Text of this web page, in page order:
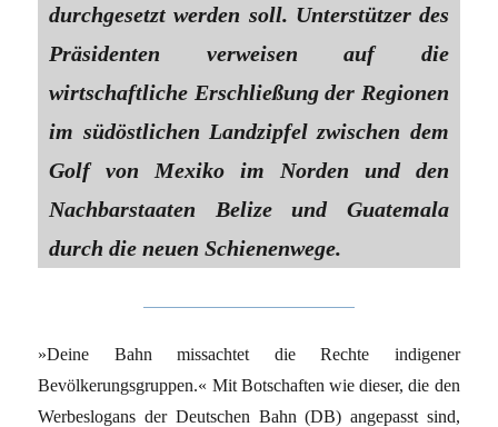
durchgesetzt werden soll. Unterstützer des
Präsidenten verweisen auf die
wirtschaftliche Erschließung der Regionen
im südöstlichen Landzipfel zwischen dem
Golf von Mexiko im Norden und den
Nachbarstaaten Belize und Guatemala
durch die neuen Schienenwege.
»Deine Bahn missachtet die Rechte indigener
Bevölkerungsgruppen.« Mit Botschaften wie dieser, die den
Werbeslogans der Deutschen Bahn (DB) angepasst sind,